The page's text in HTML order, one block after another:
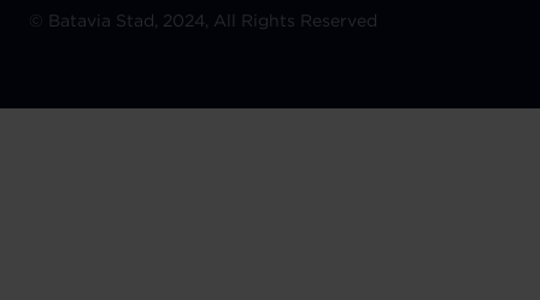
©
Batavia Stad, 2024, All Rights Reserved